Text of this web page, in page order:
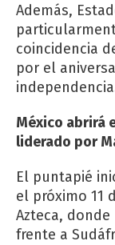
Además,
coincidencia
por el
México abrirá
liderado por
El puntapié
el próximo 11
Azteca,
frente a